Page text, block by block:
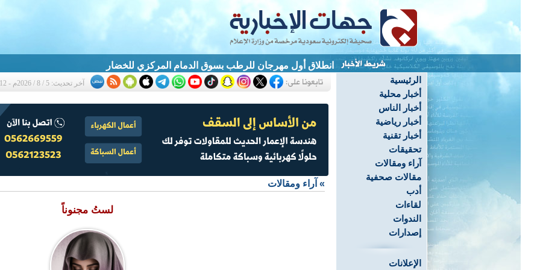
انطلاق أول مهرجان للرطب بسوق الدمام المركزي للخضار
الرئيسية
أخبار محلية
أخبار الناس
أخبار رياضية
أخبار تقنية
تحقيقات
آراء ومقالات
مقالات صحفية
أدب
لقاءات
الندوات
إصدارات
الإعلانات
آخر تحديث: 5 / 8 / 2026م - 10:12 م
» آراء ومقالات
لستُ مجنوناً